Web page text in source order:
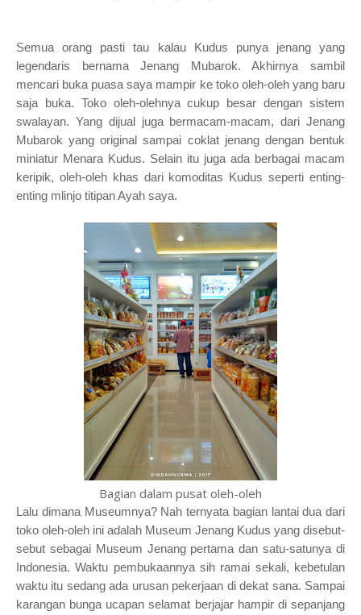
Semua orang pasti tau kalau Kudus punya jenang yang
legendaris bernama Jenang Mubarok. Akhirnya sambil
mencari buka puasa saya mampir ke toko oleh-oleh yang baru
saja buka. Toko oleh-olehnya cukup besar dengan sistem
swalayan. Yang dijual juga bermacam-macam, dari Jenang
Mubarok yang original sampai coklat jenang dengan bentuk
miniatur Menara Kudus. Selain itu juga ada berbagai macam
keripik, oleh-oleh khas dari komoditas Kudus seperti enting-
enting mlinjo titipan Ayah saya.
Bagian dalam pusat oleh-oleh
Lalu dimana Museumnya? Nah ternyata bagian lantai dua dari
toko oleh-oleh ini adalah Museum Jenang Kudus yang disebut-
sebut sebagai Museum Jenang pertama dan satu-satunya di
Indonesia. Waktu pembukaannya sih ramai sekali, kebetulan
waktu itu sedang ada urusan pekerjaan di dekat sana. Sampai
karangan bunga ucapan selamat berjajar hampir di sepanjang